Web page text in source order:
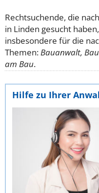
Rechtsuchende, die
in Linden gesucht
insbesondere für die
Themen: Bauanwalt,
am Bau.
Hilfe zu Ihrer